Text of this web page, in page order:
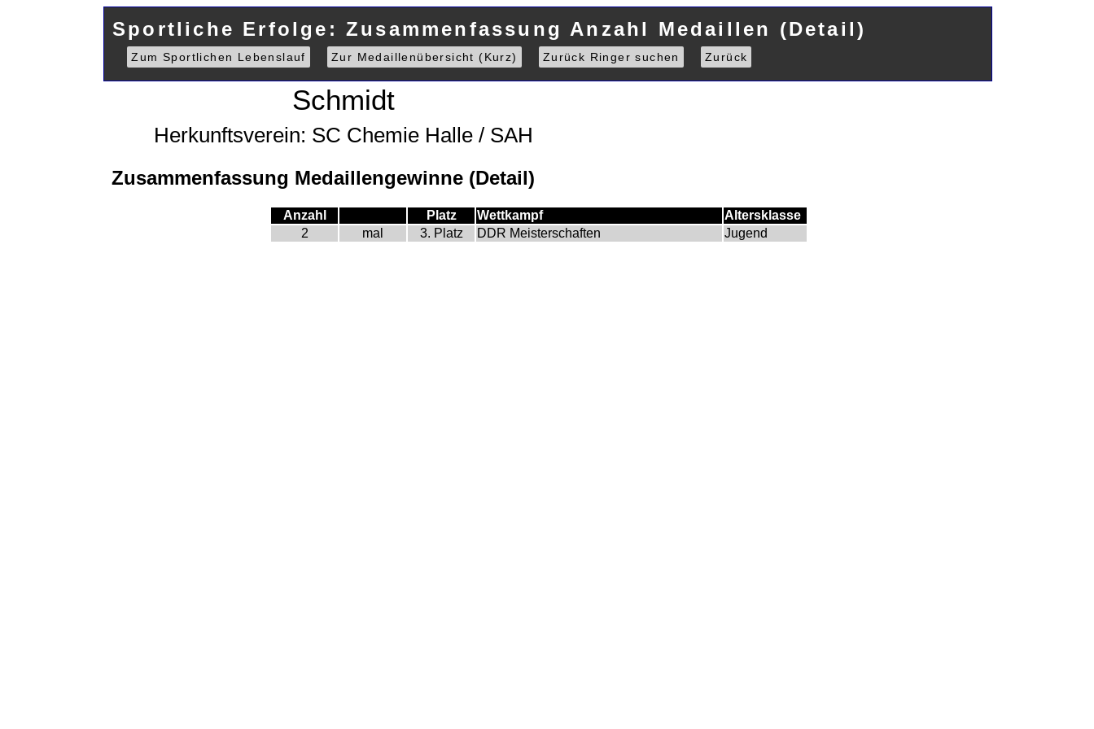
Sportliche Erfolge: Zusammenfassung Anzahl Medaillen (Detail)
Zum Sportlichen Lebenslauf Zur Medaillenübersicht (Kurz) Zurück Ringer suchen Zurück
Schmidt
Herkunftsverein: SC Chemie Halle / SAH
Zusammenfassung Medaillengewinne (Detail)
Anzahl Platz Wettkampf
Altersklasse
2
mal 3. Platz DDR Meisterschaften Jugend